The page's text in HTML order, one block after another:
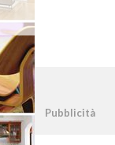
Pubblicità